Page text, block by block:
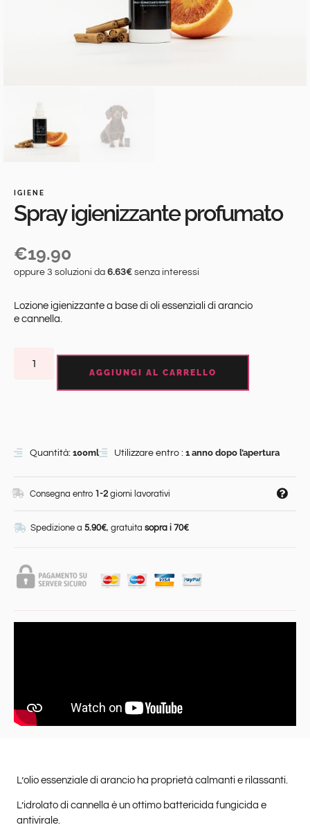
IGIENE
Spray igienizzante profumato
€19.90
oppure 3 soluzioni da 6.63€ senza interessi
Lozione igienizzante a base di oli essenziali di arancio
e cannella.
AGGIUNGI AL CARRELLO
Quantità: 100ml Utilizzare entro : 1 anno dopo l’apertura
Consegna entro 1-2 giorni lavorativi
Spedizione a 5.90€, gratuita sopra i 70€
L’olio essenziale di arancio ha proprietà calmanti e rilassanti.
L’idrolato di cannella è un ottimo battericida fungicida e
antivirale.